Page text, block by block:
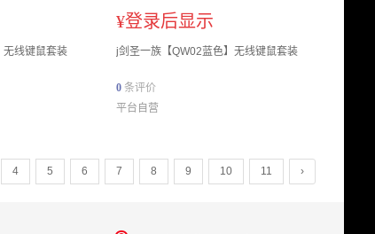
无线键鼠套装
¥登录后显示
j剑圣一族【QW02蓝色】无线键鼠套装
0 条评价
平台自营
4 5 6 7 8 9 10 11 ›